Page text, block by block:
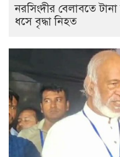
নরসিংদীর বেলাবতে
ধসে বৃদ্ধা নিহত